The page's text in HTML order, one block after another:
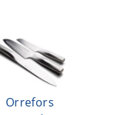
Orrefors